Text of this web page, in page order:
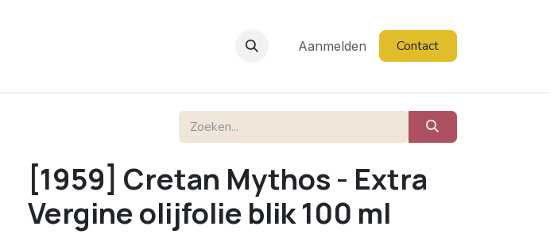
Aanmelden Contact
[1959] Cretan Mythos - Extra
Vergine olijfolie blik 100 ml